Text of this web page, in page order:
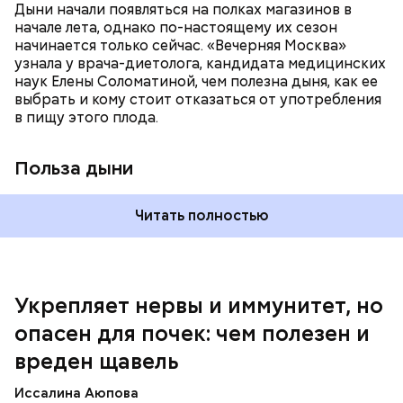
Дыни начали появляться на полках магазинов в
начале лета, однако по-настоящему их сезон
начинается только сейчас. «Вечерняя Москва»
узнала у врача-диетолога, кандидата медицинских
наук Елены Соломатиной, чем полезна дыня, как ее
выбрать и кому стоит отказаться от употребления
в пищу этого плода.
Польза дыни
систему и предотвращает скачки давления;
магний — помогает калию и не дает сосудам
спазмироваться.
Читать полностью
Укрепляет нервы и иммунитет, но
опасен для почек: чем полезен и
вреден щавель
Иссалина Аюпова
— Если человек уже болеет мочекаменной
болезнью, щавель ему не рекомендуется. При
артрите, гастрите, холецистите, синдроме
По мнению специалиста, здоровому человеку
достаточно включать щавель в рацион несколько
виде или припущенном на сковороде.
— Однако если человеку нужно не разжижать
кровь, а наоборот, ее коагулировать, то нужно
уточнила диетолог.